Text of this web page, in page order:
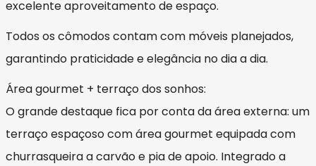
excelente aproveitamento de espaço.
Todos os cômodos contam com móveis planejados,
garantindo praticidade e elegância no dia a dia.
Área gourmet + terraço dos sonhos:
O grande destaque fica por conta da área externa: um
terraço espaçoso com área gourmet equipada com
churrasqueira a carvão e pia de apoio. Integrado a